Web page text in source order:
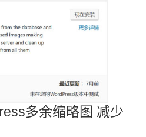
多余缩略图 减少